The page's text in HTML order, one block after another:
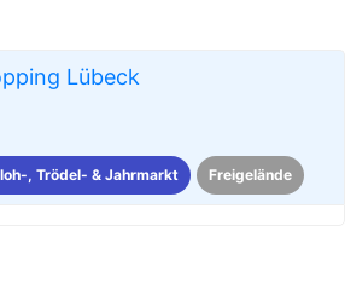
Lübeck
, Trödel- & Jahrmarkt Freigelände